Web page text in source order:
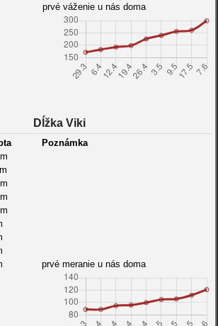
prvé váženie u nás doma
Dĺžka Viki
Poznámka
prvé meranie u nás doma